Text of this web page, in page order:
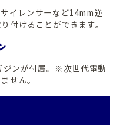
イレンサーなど14mm逆
付けることができます。
ジンが付属。※次世代電動
せん。